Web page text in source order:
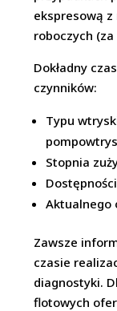
ekspresową
roboczych
Dokładny
czynników:
Typu
Stopnia
Aktualnego
Zawsze
czasie
diagnostyki.
flotowych